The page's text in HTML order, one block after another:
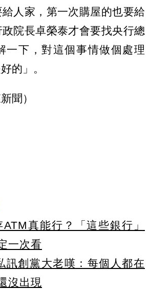
人家，第一次購屋的也要給
院長卓榮泰才會要找央行總
一下，對這個事情做個處理
的」。
聞）
真能行？「這些銀行」
一次看
訊創黨大老嘆：每個人都在
沒出現